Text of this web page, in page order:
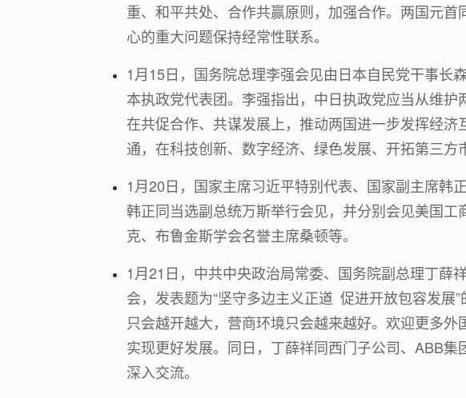
重、和平共处、合作共赢原则，加强合作。两国元
心的重大问题保持经常性联系。
1月15日，国务院总理李强会见由日本自民党干事长
本执政党代表团。李强指出，中日执政党应当从维
在共促合作、共谋发展上，推动两国进一步发挥经
通，在科技创新、数字经济、绿色发展、开拓第三方
1月20日，国家主席习近平特别代表、国家副主席韩
韩正同当选副总统万斯举行会见，并分别会见美国
克、布鲁金斯学会名誉主席桑顿等。
1月21日，中共中央政治局常委、国务院副总理丁薛
会，发表题为“坚守多边主义正道 促进开放包容发展
只会越开越大，营商环境只会越来越好。欢迎更多
实现更好发展。同日，丁薛祥同西门子公司、ABB
深入交流。